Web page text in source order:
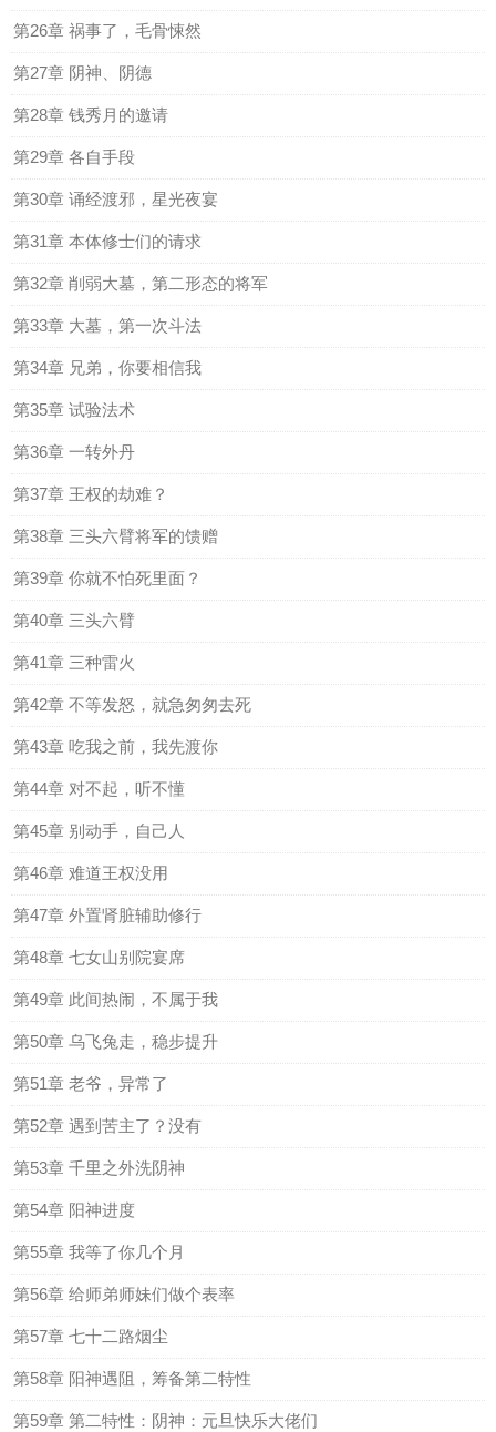
第26章 祸事了，毛骨悚然
第27章 阴神、阴德
第28章 钱秀月的邀请
第29章 各自手段
第30章 诵经渡邪，星光夜宴
第31章 本体修士们的请求
第32章 削弱大墓，第二形态的将军
第33章 大墓，第一次斗法
第34章 兄弟，你要相信我
第35章 试验法术
第36章 一转外丹
第37章 王权的劫难？
第38章 三头六臂将军的馈赠
第39章 你就不怕死里面？
第40章 三头六臂
第41章 三种雷火
第42章 不等发怒，就急匆匆去死
第43章 吃我之前，我先渡你
第44章 对不起，听不懂
第45章 别动手，自己人
第46章 难道王权没用
第47章 外置肾脏辅助修行
第48章 七女山别院宴席
第49章 此间热闹，不属于我
第50章 乌飞兔走，稳步提升
第51章 老爷，异常了
第52章 遇到苦主了？没有
第53章 千里之外洗阴神
第54章 阳神进度
第55章 我等了你几个月
第56章 给师弟师妹们做个表率
第57章 七十二路烟尘
第58章 阳神遇阻，筹备第二特性
第59章 第二特性：阴神：元旦快乐大佬们